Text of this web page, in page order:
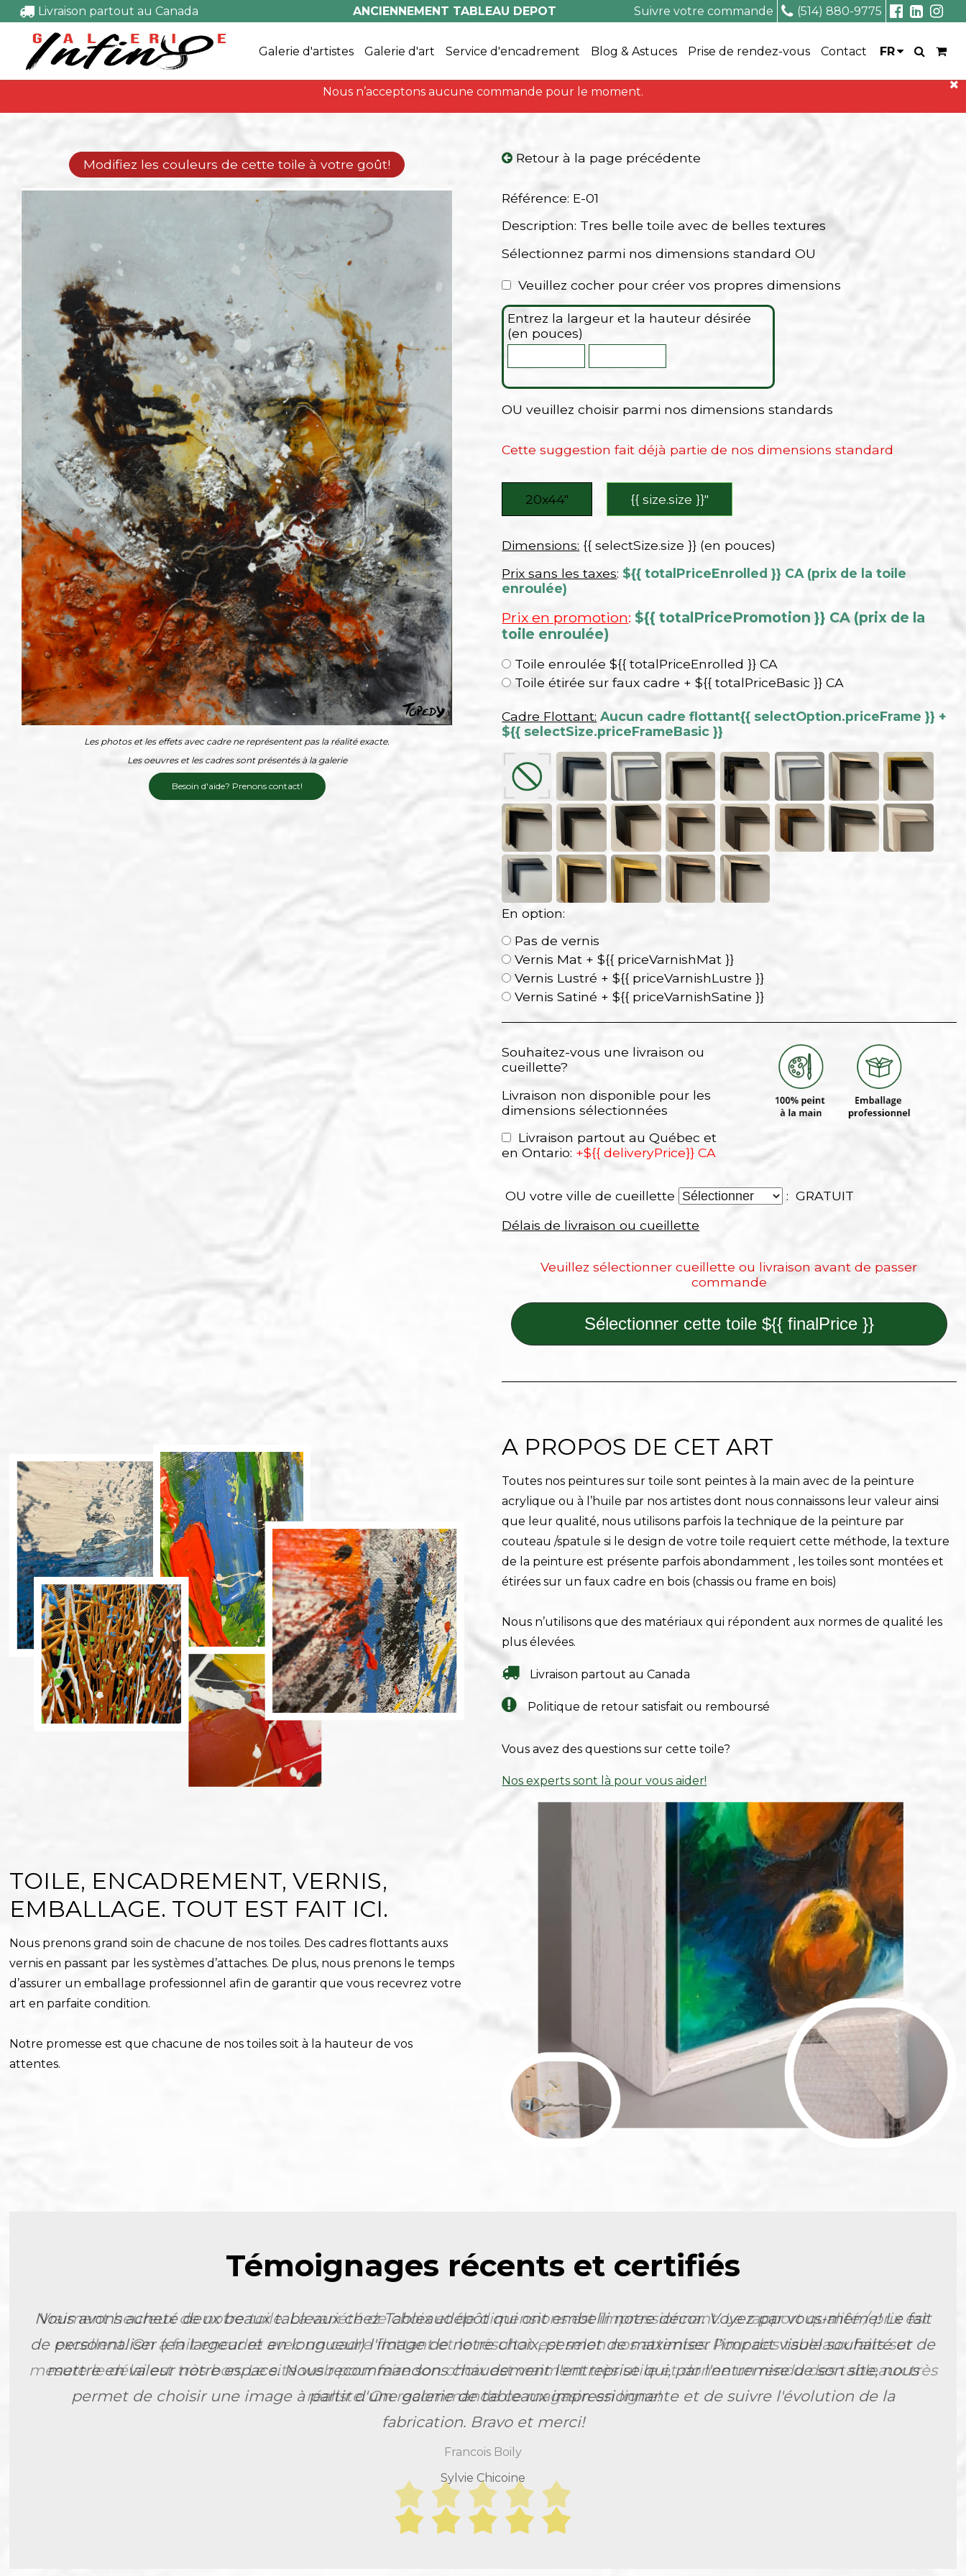
Livraison partout au Canada ANCIENNEMENT TABLEAU DEPOT Suivre votre commande (514) 880-9775
Galerie d'artistes Galerie d'art Service d'encadrement Blog & Astuces Prise de rendez-vous Contact FR
Nous n’acceptons aucune commande pour le moment.
Modifiez les couleurs de cette toile à votre goût!
Les photos et les effets avec cadre ne représentent pas la réalité exacte.
Les oeuvres et les cadres sont présentés à la galerie
Besoin d'aide? Prenons contact!
Retour à la page précédente
Référence: E-01
Description: Tres belle toile avec de belles textures
Sélectionnez parmi nos dimensions standard OU
Veuillez cocher pour créer vos propres dimensions
Entrez la largeur et la hauteur désirée
(en pouces)
OU veuillez choisir parmi nos dimensions standards
Cette suggestion fait déjà partie de nos dimensions standard
20x44″ {{ size.size }}″
Dimensions: {{ selectSize.size }} (en pouces)
Prix sans les taxes: ${{ totalPriceEnrolled }} CA (prix de la toile
enroulée)
Prix en promotion: ${{ totalPricePromotion }} CA (prix de la
toile enroulée)
Toile enroulée ${{ totalPriceEnrolled }} CA
Toile étirée sur faux cadre + ${{ totalPriceBasic }} CA
Cadre Flottant: Aucun cadre flottant{{ selectOption.priceFrame }} +
${{ selectSize.priceFrameBasic }}
En option:
Pas de vernis
Vernis Mat + ${{ priceVarnishMat }}
Vernis Lustré + ${{ priceVarnishLustre }}
Vernis Satiné + ${{ priceVarnishSatine }}
Souhaitez-vous une livraison ou
cueillette?
Livraison non disponible pour les
dimensions sélectionnées
Livraison partout au Québec et
en Ontario: +${{ deliveryPrice}} CA
OU votre ville de cueillette
: GRATUIT
Délais de livraison ou cueillette
Veuillez sélectionner cueillette ou livraison avant de passer
commande
Sélectionner cette toile ${{ finalPrice }}
A PROPOS DE CET ART
Toutes nos peintures sur toile sont peintes à la main avec de la peinture
acrylique ou à l’huile par nos artistes dont nous connaissons leur valeur ainsi
que leur qualité, nous utilisons parfois la technique de la peinture par
couteau /spatule si le design de votre toile requiert cette méthode, la texture
de la peinture est présente parfois abondamment , les toiles sont montées et
étirées sur un faux cadre en bois (chassis ou frame en bois)
Nous n’utilisons que des matériaux qui répondent aux normes de qualité les
plus élevées.
Livraison partout au Canada
Politique de retour satisfait ou remboursé
Vous avez des questions sur cette toile?
Nos experts sont là pour vous aider!
TOILE, ENCADREMENT, VERNIS,
EMBALLAGE. TOUT EST FAIT ICI.
Nous prenons grand soin de chacune de nos toiles. Des cadres flottants auxs
vernis en passant par les systèmes d’attaches. De plus, nous prenons le temps
d’assurer un emballage professionnel afin de garantir que vous recevrez votre
art en parfaite condition.
Notre promesse est que chacune de nos toiles soit à la hauteur de vos
attentes.
Témoignages récents et certifiés
Nous avons acheté deux beaux tableaux chez Tableaudépôt qui ont embelli notre décor. Voyez par vous-même! Le fait
de personnaliser (en largeur et en longueur) l'image de notre choix, permet de maximiser l'impact visuel souhaité et de
mettre en valeur notre espace. Nous recommandons chaudement l'entreprise qui, par l'entremise de son site, nous
permet de choisir une image à partir d'une galerie de tableaux impressionnante et de suivre l'évolution de la
fabrication. Bravo et merci!
Sylvie Chicoine